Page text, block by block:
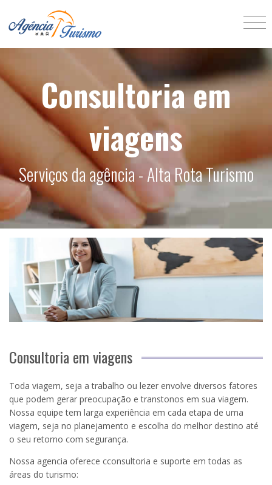
Consultoria em
viagens
Serviços da agência - Alta Rota Turismo
Consultoria em viagens
Toda viagem, seja a trabalho ou lezer envolve diversos fatores
que podem gerar preocupação e transtonos em sua viagem.
Nossa equipe tem larga experiência em cada etapa de uma
viagem, seja no planejamento e escolha do melhor destino até
o seu retorno com segurança.
Nossa agencia oferece cconsultoria e suporte em todas as
áreas do turismo: